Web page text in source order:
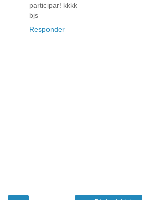
participar! kkkk
bjs
Responder